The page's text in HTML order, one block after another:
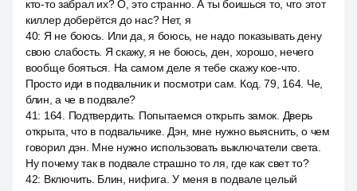
кто-то забрал их? О, это странно. А ты боишься то, что этот
киллер доберётся до нас? Нет, я
40: Я не боюсь. Или да, я боюсь, не надо показывать дену
свою слабость. Я скажу, я не боюсь, ден, хорошо, нечего
вообще бояться. На самом деле я тебе скажу кое-что.
Просто иди в подвальчик и посмотри сам. Код. 79, 164. Че,
блин, а че в подвале?
41: 164. Подтвердить. Попытаемся открыть замок. Дверь
открыта, что в подвальчике. Дэн, мне нужно выяснить, о чем
говорил дэн. Мне нужно использовать выключатели света.
Ну почему так в подвале страшно то ля, где как свет то?
42: Включить. Блин, нифига. У меня в подвале целый